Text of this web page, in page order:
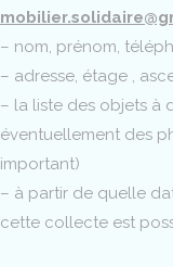
– nom, prénom,
– adresse, étage ,
– la liste des objets à
éventuellement des
important)
– à partir de quelle
cette collecte est